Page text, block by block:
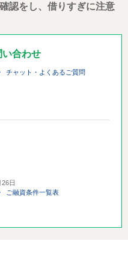
い合わせ
チャット・よくあるご質問
日
ご融資条件一覧表
認をし、借りすぎに注意